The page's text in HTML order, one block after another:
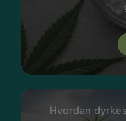
Hvordan